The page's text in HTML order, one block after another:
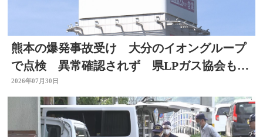
熊本の爆発事故受け 大分のイオングループ
で点検 異常確認されず 県LPガス協会も安
全点検を通知
2026年07月30日